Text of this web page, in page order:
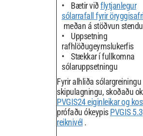
Bætir viðflytjanlegur
sólarrafall fyrir
meðan á stöðvun
Uppsetning
rafhlöðugeymslukerfis
Stækkar í fullkomna
sólaruppsetningu
Fyrir alhliða sólargreiningu
skipulagningu, skoðaðu
PVGIS24 eiginleikar og
prófaðu ókeypisPVGIS 5.3
reiknivél .